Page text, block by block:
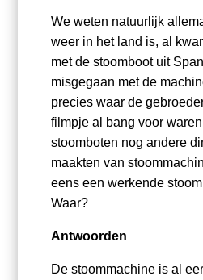
We weten natuurlijk
weer in het land is, al
met de stoomboot uit
misgegaan met de
precies waar de
filmpje al bang voor
stoomboten nog andere
maakten van
eens een werkende
Waar?
Antwoorden
De stoommachine is al